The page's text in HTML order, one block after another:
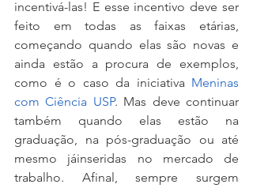
incentivá-las! E esse incentivo deve ser
feito em todas as faixas etárias,
começando quando elas são novas e
ainda estão a procura de exemplos,
como é o caso da iniciativa Meninas
com Ciência USP. Mas deve continuar
também quando elas estão na
graduação, na pós-graduação ou até
mesmo jáinseridas no mercado de
trabalho. Afinal, sempre surgem